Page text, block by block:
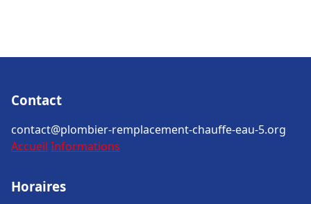
Contact
contact@plombier-remplacement-chauffe-eau-5.org
Accueil Informations
Horaires